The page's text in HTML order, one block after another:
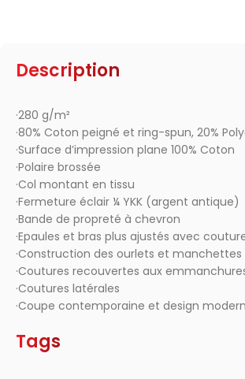
Description
·280 g/m²
·80% Coton peigné et ring-spun, 20%
·Surface d’impression plane 100% Coton
·Polaire brossée
·Col montant en tissu
·Fermeture éclair ¼ YKK (argent antique)
·Bande de propreté à chevron
·Epaules et bras plus ajustés avec
·Construction des ourlets et manchettes
·Coutures recouvertes aux
·Coutures latérales
·Coupe contemporaine et design
Tags